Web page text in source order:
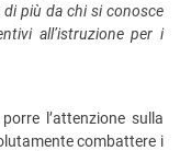
più da chi si conosce
all’istruzione per i
l’attenzione sulla
combattere i